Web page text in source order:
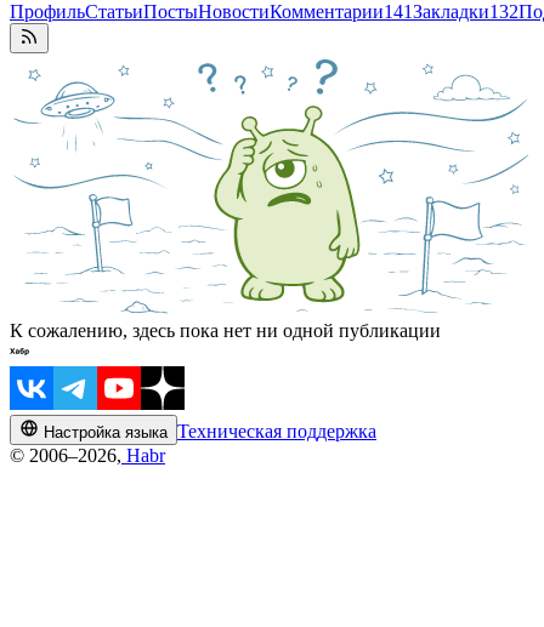
ПрофильСтатьиПостыНовостиКомментарии141Закладки132
К сожалению, здесь пока нет ни одной публикации
Настройка языка Техническая поддержка
© 2006–2026, Habr